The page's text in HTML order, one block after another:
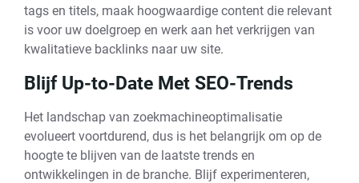
tags en titels, maak hoogwaardige content die relevant
is voor uw doelgroep en werk aan het verkrijgen van
kwalitatieve backlinks naar uw site.
Blijf Up-to-Date Met SEO-Trends
Het landschap van zoekmachineoptimalisatie
evolueert voortdurend, dus is het belangrijk om op de
hoogte te blijven van de laatste trends en
ontwikkelingen in de branche. Blijf experimenteren,